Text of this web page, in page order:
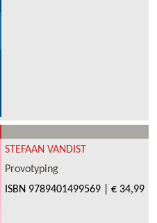
STEFAAN VANDIST
Provotyping
ISBN 9789401499569 € 34,99